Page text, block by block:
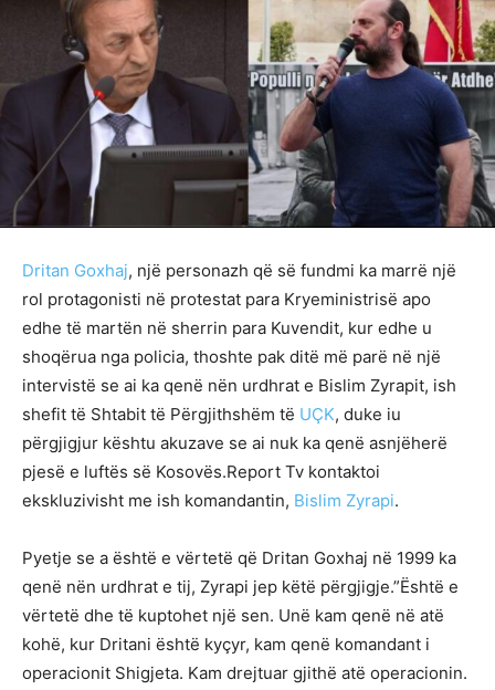
Dritan Goxhaj, një personazh që së fundmi ka marrë një
rol protagonisti në protestat para Kryeministrisë apo
edhe të martën në sherrin para Kuvendit, kur edhe u
shoqërua nga policia, thoshte pak ditë më parë në një
intervistë se ai ka qenë nën urdhrat e Bislim Zyrapit, ish
shefit të Shtabit të Përgjithshëm të UÇK, duke iu
përgjigjur kështu akuzave se ai nuk ka qenë asnjëherë
pjesë e luftës së Kosovës.Report Tv kontaktoi
ekskluzivisht me ish komandantin, Bislim Zyrapi.
Pyetje se a është e vërtetë që Dritan Goxhaj në 1999 ka
qenë nën urdhrat e tij, Zyrapi jep këtë përgjigje.”Është e
vërtetë dhe të kuptohet një sen. Unë kam qenë në atë
kohë, kur Dritani është kyçyr, kam qenë komandant i
operacionit Shigjeta. Kam drejtuar gjithë atë operacionin.